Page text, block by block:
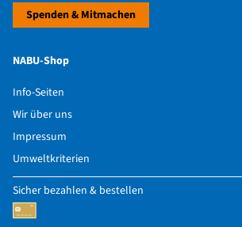
Spenden & Mitmachen
NABU-Shop
Info-Seiten
Wir über uns
Impressum
Umweltkriterien
Sicher bezahlen & bestellen